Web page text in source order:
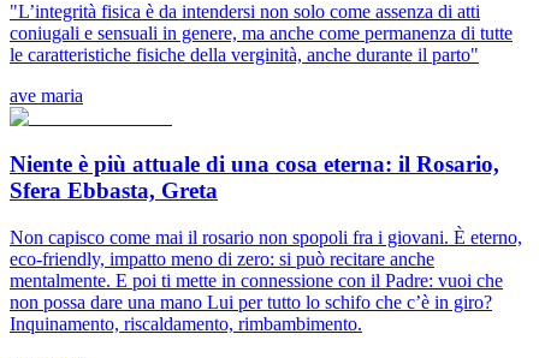
"L’integrità fisica è da intendersi non solo come assenza di atti
coniugali e sensuali in genere, ma anche come permanenza di tutte
le caratteristiche fisiche della verginità, anche durante il parto"
ave maria
Niente è più attuale di una cosa eterna: il Rosario,
Sfera Ebbasta, Greta
Non capisco come mai il rosario non spopoli fra i giovani. È eterno,
eco-friendly, impatto meno di zero: si può recitare anche
mentalmente. E poi ti mette in connessione con il Padre: vuoi che
non possa dare una mano Lui per tutto lo schifo che c’è in giro?
Inquinamento, riscaldamento, rimbambimento.